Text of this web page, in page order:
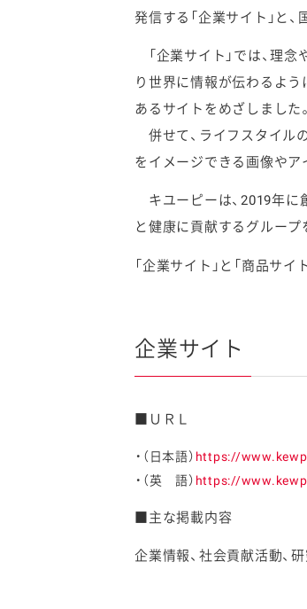
発信する「企業サイト」と
「企業サイト」では、理
り世界に情報が伝わるよう
あるサイトをめざしました。
併せて、ライフスタイル
をイメージできる画像やア
キユーピーは、2019年に
と健康に貢献するグループ
「企業サイト」と「商品サイ
企業サイト
■ＵＲＬ
（日本語） https://
（英 語） https://
■主な掲載内容
企業情報、社会貢献活動、